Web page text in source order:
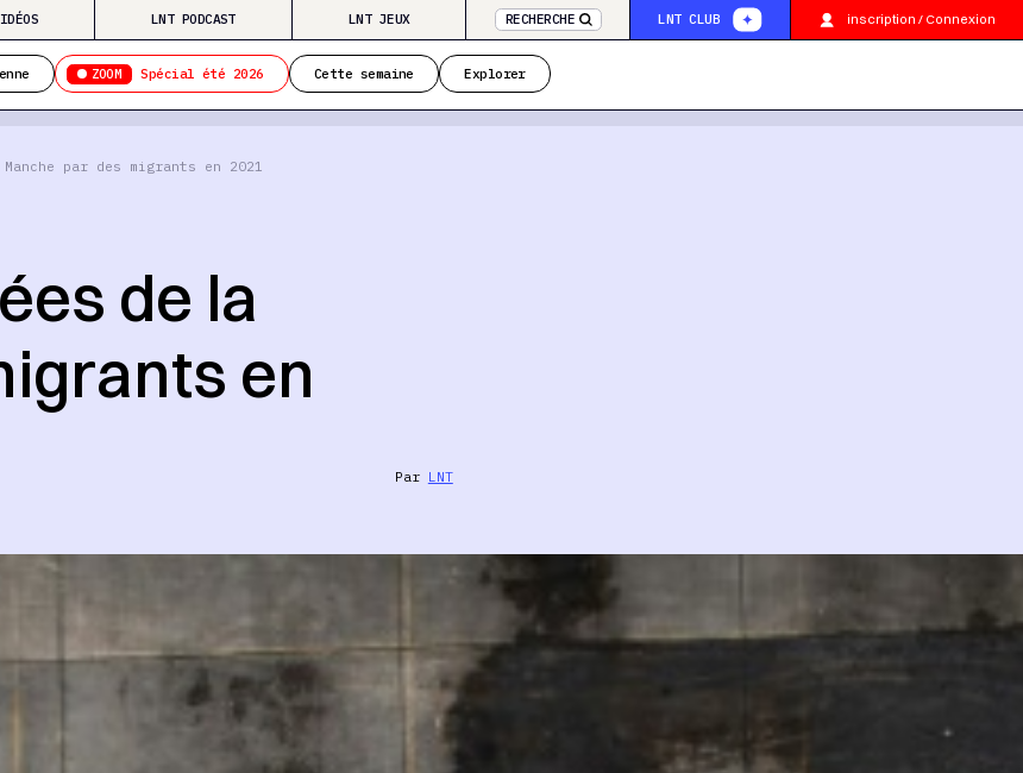
LNT PODCAST LNT JEUX RECHERCHE LNT CLUB inscription / Connexion
ZOOM Spécial été 2026 Cette semaine Explorer
par des migrants en 2021
de la
en
Par LNT